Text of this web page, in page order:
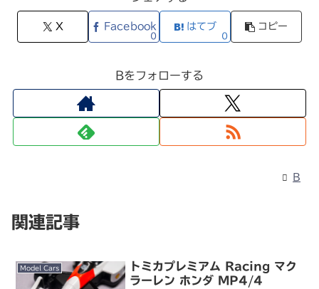
X Facebook
0
はてブ
0
コピー
Bをフォローする
B
関連記事
Model Cars
トミカプレミアム Racing マク
ラーレン ホンダ MP4/4